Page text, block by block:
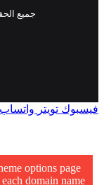
options page
domain name.
جميع
فيسبوك تويتر واتساب